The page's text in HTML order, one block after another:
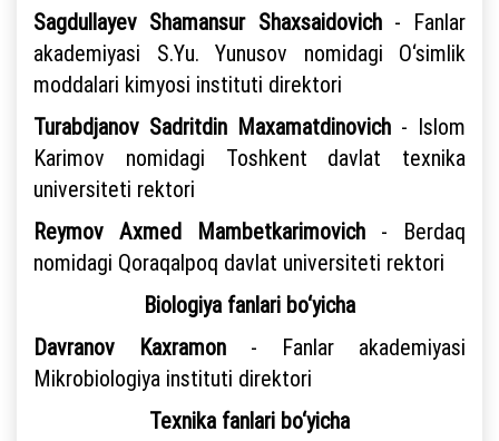
Sagdullayev Shamansur Shaxsaidovich- Fanlar
akademiyasi S.Yu. Yunusov nomidagi O‘simlik
moddalari kimyosi instituti direktori
Turabdjanov Sadritdin Maxamatdinovich - Islom
Karimov nomidagi Toshkent davlat texnika
universiteti rektori
Reymov Axmed Mambetkarimovich - Berdaq
nomidagi Qoraqalpoq davlat universiteti rektori
Biologiya fanlari bo‘yicha
Davranov Kaxramon - Fanlar akademiyasi
Mikrobiologiya instituti direktori
Texnika fanlari bo‘yicha